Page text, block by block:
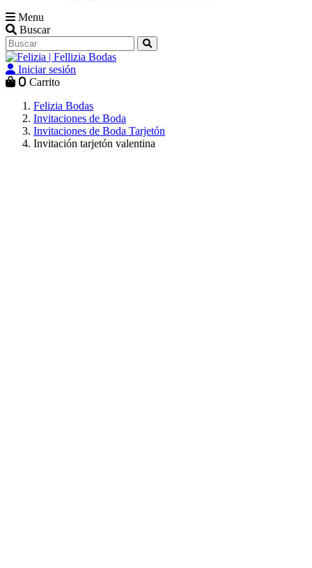
Menu
Buscar
Iniciar sesión
0 Carrito
Felizia Bodas
Invitaciones de Boda
Invitaciones de Boda Tarjetón
Invitación tarjetón valentina